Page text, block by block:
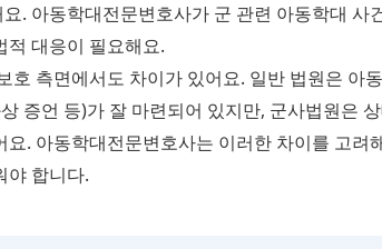
. 아동학대전문변호사가 군 관련 아동학대 사
적 대응이 필요해요.
호 측면에서도 차이가 있어요. 일반 법원은 아
증언 등)가 잘 마련되어 있지만, 군사법원은
요. 아동학대전문변호사는 이러한 차이를 고려
야 합니다.